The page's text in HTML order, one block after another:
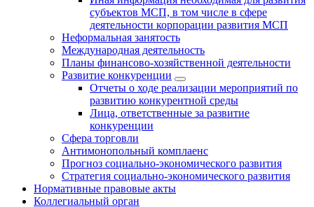
субъектов МСП, в том числе в сфере
деятельности корпорации развития МСП
Неформальная занятость
Международная деятельность
Планы финансово-хозяйственной деятельности
Развитие конкуренции
Отчеты о ходе реализации мероприятий по
развитию конкурентной среды
Лица, ответственные за развитие
конкуренции
Сфера торговли
Антимонопольный комплаенс
Прогноз социально-экономического развития
Стратегия социально-экономического развития
Нормативные правовые акты
Коллегиальный орган